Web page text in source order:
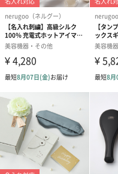
す。調整モードは「高温」
50度のコア温度で使用後10
さらに、30分経つと自動で
き。睡眠前の使用でも消し
ス…ぐっすり安眠できます。
実用的・さらに高機能！
洗濯可能のアイマスクカバ